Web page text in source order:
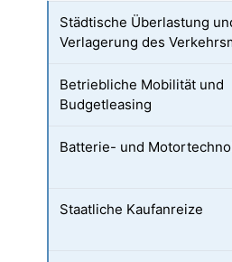
Städtische Überlastung
Verlagerung des
Betriebliche Mobilität und
Budgetleasing
Batterie- und
Staatliche Kaufanreize